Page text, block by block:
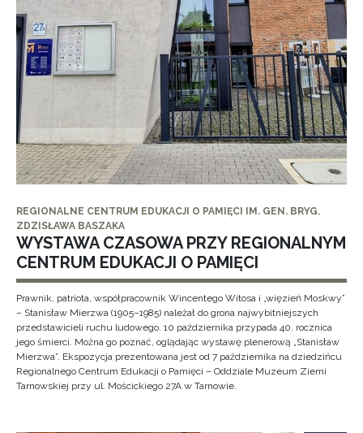
REGIONALNE CENTRUM EDUKACJI O PAMIĘCI IM. GEN. BRYG.
ZDZISŁAWA BASZAKA
WYSTAWA CZASOWA PRZY REGIONALNYM
CENTRUM EDUKACJI O PAMIĘCI
Prawnik, patriota, współpracownik Wincentego Witosa i „więzień Moskwy”
– Stanisław Mierzwa (1905–1985) należał do grona najwybitniejszych
przedstawicieli ruchu ludowego. 10 października przypada 40. rocznica
jego śmierci. Można go poznać, oglądając wystawę plenerową „Stanisław
Mierzwa”. Ekspozycja prezentowana jest od 7 października na dziedzińcu
Regionalnego Centrum Edukacji o Pamięci – Oddziale Muzeum Ziemi
Tarnowskiej przy ul. Mościckiego 27A w Tarnowie.